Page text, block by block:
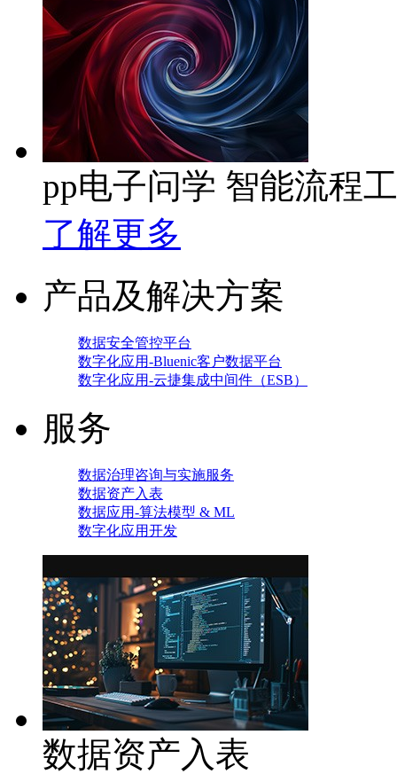
pp电子问学 智能流程
了解更多
产品及解决方案
数据安全管控平台
数字化应用-Bluenic客户数据平台
数字化应用-云捷集成中间件（ESB）
服务
数据治理咨询与实施服务
数据资产入表
数据应用-算法模型 & ML
数字化应用开发
数据资产入表